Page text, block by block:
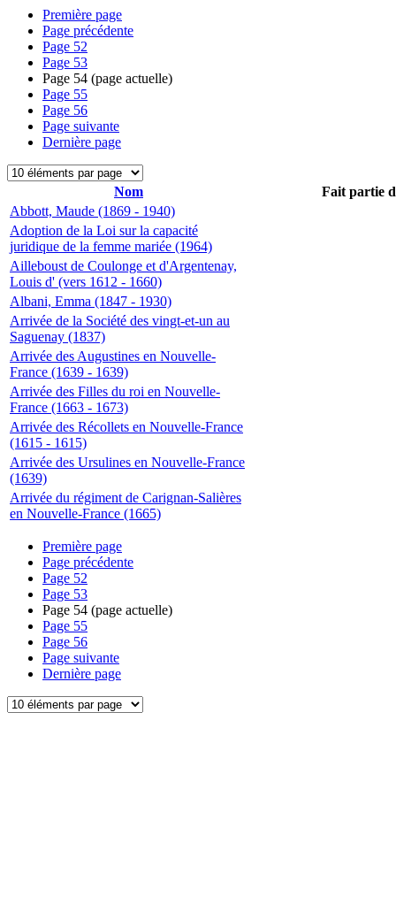
Première page
Page précédente
Page 52
Page 53
Page 54 (page actuelle)
Page 55
Page 56
Page suivante
Dernière page
Nom
Fait partie
Abbott, Maude (1869 - 1940)
Adoption de la Loi sur la capacité
juridique de la femme mariée (1964)
Ailleboust de Coulonge et d'Argentenay,
Louis d' (vers 1612 - 1660)
Albani, Emma (1847 - 1930)
Arrivée de la Société des vingt-et-un au
Saguenay (1837)
Arrivée des Augustines en Nouvelle-
France (1639 - 1639)
Arrivée des Filles du roi en Nouvelle-
France (1663 - 1673)
Arrivée des Récollets en Nouvelle-France
(1615 - 1615)
Arrivée des Ursulines en Nouvelle-France
(1639)
Arrivée du régiment de Carignan-Salières
en Nouvelle-France (1665)
Première page
Page précédente
Page 52
Page 53
Page 54 (page actuelle)
Page 55
Page 56
Page suivante
Dernière page